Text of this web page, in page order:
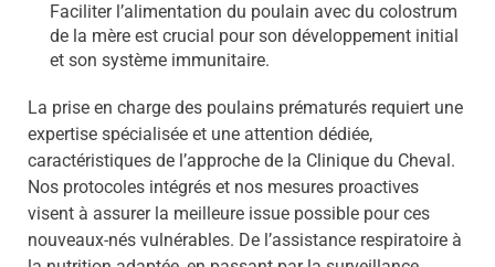
Faciliter l’alimentation du poulain avec du colostrum
de la mère est crucial pour son développement initial
et son système immunitaire.
La prise en charge des poulains prématurés requiert une
expertise spécialisée et une attention dédiée,
caractéristiques de l’approche de la Clinique du Cheval.
Nos protocoles intégrés et nos mesures proactives
visent à assurer la meilleure issue possible pour ces
nouveaux-nés vulnérables. De l’assistance respiratoire à